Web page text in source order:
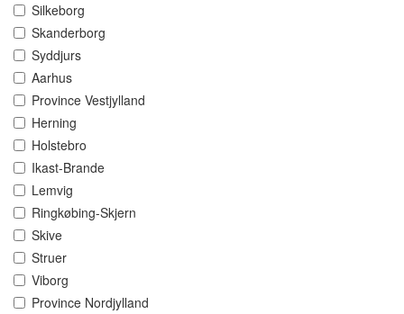
Silkeborg
Skanderborg
Syddjurs
Aarhus
Province Vestjylland
Herning
Holstebro
Ikast-Brande
Lemvig
Ringkøbing-Skjern
Skive
Struer
Viborg
Province Nordjylland